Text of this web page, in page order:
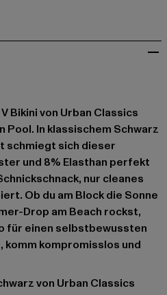
Bikini von Urban Classics
In klassischem Schwarz
schmiegt sich dieser
und 8% Elasthan perfekt
nur cleanes
Ob du am Block die Sonne
Drop am Beach rockst,
für einen selbstbewussten
kompromisslos und
von Urban Classics